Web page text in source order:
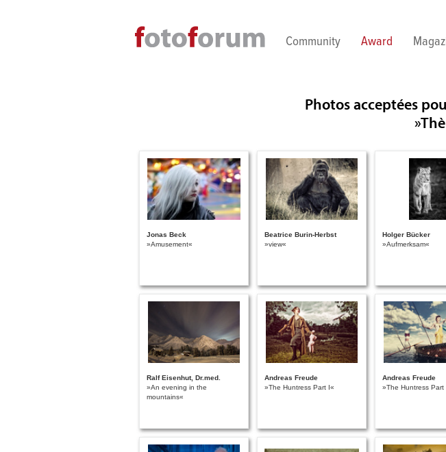
Community Award
Photos acceptées
Jonas Beck
»Amusement«
Beatrice Burin-Herbst
»view«
Holger Bücker
»Aufmerksam«
Ralf Eisenhut, Dr.med.
»An evening in the
mountains«
Andreas Freude
»The Huntress Part I«
Andreas Freude
»The Huntress Part